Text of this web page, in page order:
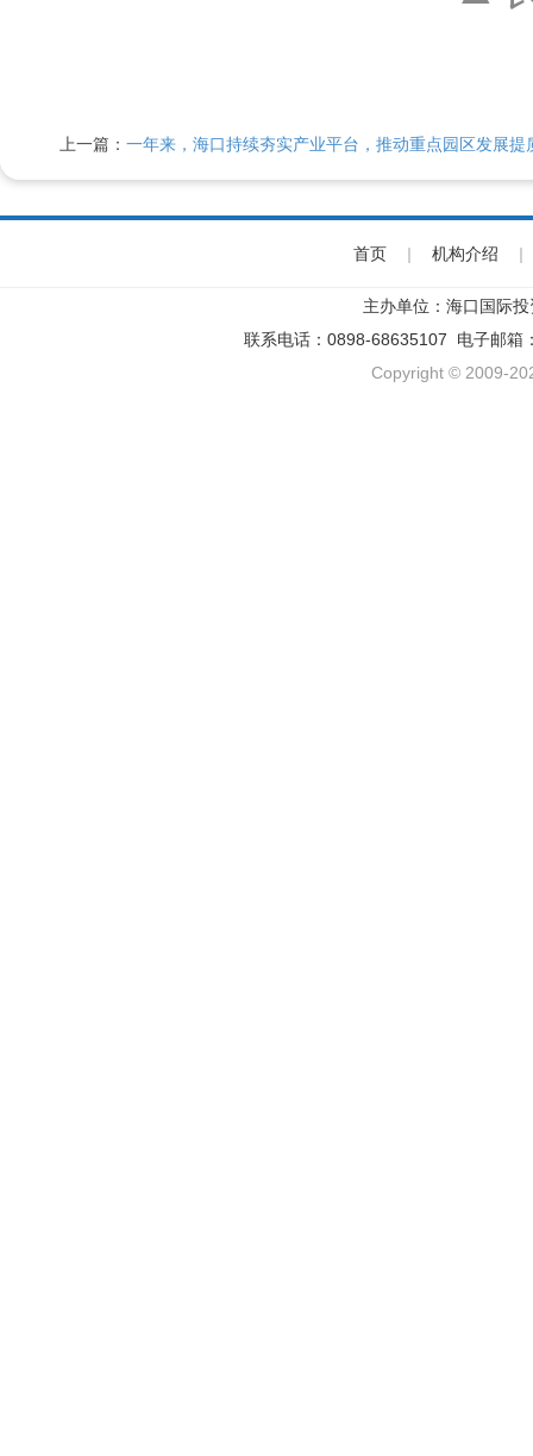
上一篇： 一年来，海口持续夯实产业平台，推动重点园区发展提
首页 | 机构介绍 |
主办单位：海口国际
联系电话：0898-68635107 电子邮箱
Copyright © 2009-